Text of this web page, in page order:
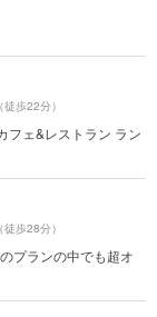
（徒歩22分）
フェ&レストラン ラン
（徒歩28分）
プランの中でも超オ